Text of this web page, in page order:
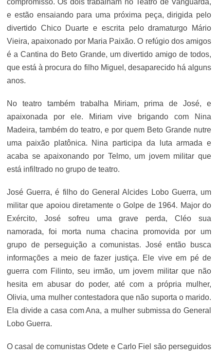
compromisso. Os dois trabalham no Teatro de Vanguarda,
e estão ensaiando para uma próxima peça, dirigida pelo
divertido Chico Duarte e escrita pelo dramaturgo Mário
Vieira, apaixonado por Maria Paixão. O refúgio dos amigos
é a Cantina do Beto Grande, um divertido amigo de todos,
que está à procura do filho Miguel, desaparecido há alguns
anos.
No teatro também trabalha Miriam, prima de José, e
apaixonada por ele. Miriam vive brigando com Nina
Madeira, também do teatro, e por quem Beto Grande nutre
uma paixão platônica. Nina participa da luta armada e
acaba se apaixonando por Telmo, um jovem militar que
está infiltrado no grupo de teatro.
José Guerra, é filho do General Alcides Lobo Guerra, um
militar que apoiou diretamente o Golpe de 1964. Major do
Exército, José sofreu uma grave perda, Cléo sua
namorada, foi morta numa chacina promovida por um
grupo de perseguição a comunistas. José então busca
informações a meio de fazer justiça. Ele vive em pé de
guerra com Filinto, seu irmão, um jovem militar que não
hesita em abusar do poder, até com a própria mulher,
Olivia, uma mulher contestadora que não suporta o marido.
Ela divide a casa com Ana, a mulher submissa do General
Lobo Guerra.
O casal de comunistas Odete e Carlo Fiel são perseguidos